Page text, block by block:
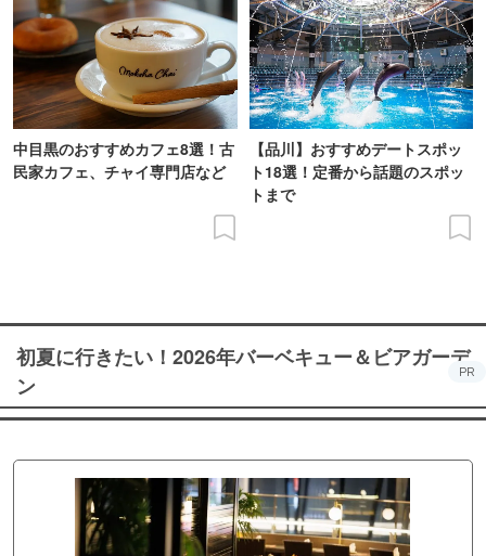
中目黒のおすすめカフェ8選！古
民家カフェ、チャイ専門店など
【品川】おすすめデートスポッ
ト18選！定番から話題のスポッ
トまで
初夏に行きたい！2026年バーベキュー＆ビアガーデ
ン
PR